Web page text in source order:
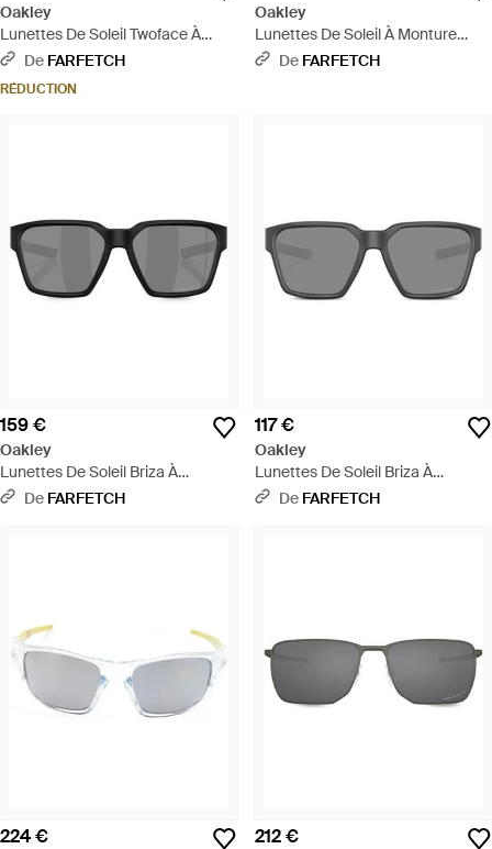
Oakley
Lunettes De Soleil Twoface À
Monture Rectangulaire - Bleu
De FARFETCH
RÉDUCTION
Oakley
Lunettes De Soleil À Monture
Rectangulaire - Bleu
De FARFETCH
159 €
Oakley
Lunettes De Soleil Briza À
Monture Carrée - Gris
De FARFETCH
117 €
Oakley
Lunettes De Soleil Briza À
Monture Carrée - Gris
De FARFETCH
224 € 212 €